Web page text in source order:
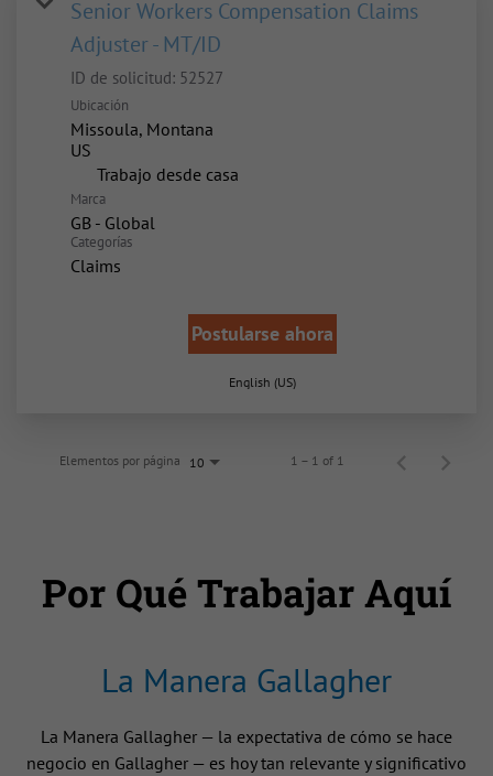
Senior Workers Compensation Claims
Adjuster - MT/ID
ID de solicitud: 52527
Ubicación
Missoula, Montana
inicio
Trabajo desde casa
Marca
GB - Global
Categorías
Claims
Postularse ahora
English (US)
Elementos por página 10 1 – 1 of 1
Por Qué Trabajar Aquí
La Manera Gallagher
La Manera Gallagher — la expectativa de cómo se hace
negocio en Gallagher — es hoy tan relevante y significativo